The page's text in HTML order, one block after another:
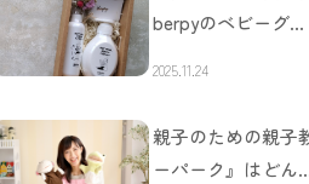
berpyのベビーグ…
2025.11.24
親子のための親子
ーパーク』はどん